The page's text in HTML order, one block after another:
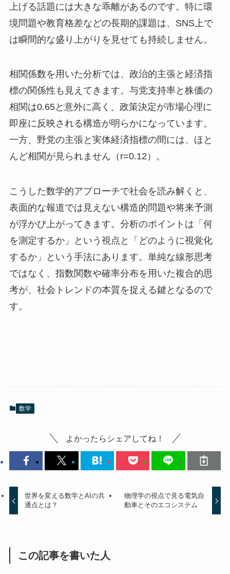
上げる話題には大きな乖離があるのです。特に環
境問題や教育格差などの長期的課題は、SNS上で
は瞬間的な盛り上がりを見せても持続しません。
相関係数を用いた分析では、政治的主張と経済指
標の関係性も見えてきます。与党支持率と株価の
相関は0.65と意外に高く、政策決定が市場心理に
即座に反映される構造が明らかになっています。
一方、野党の主張と実体経済指標の間には、ほと
んど相関が見られません（r=0.12）。
こうした数学的アプローチで社会を読み解くと、
表面的な報道では見えない構造的問題や将来予測
が浮かび上がってきます。分析のポイントは「何
を測定するか」という視点と「どのように視覚化
するか」という手法にあります。単純な線形思考
ではなく、指数関数や確率分布を用いた複合的思
考が、社会トレンドの本質を捉える鍵となるので
す。
数学
よかったらシェアしてね！
世界を変える数学とAIの共
通点とは？
物理学の視点で見る電気自
動車とそのエコシステム
この記事を書いた人